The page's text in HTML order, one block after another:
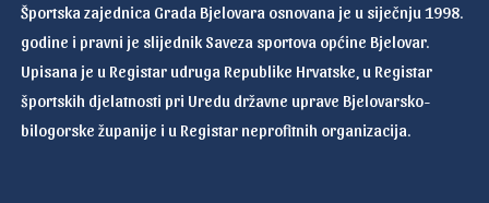
Športska zajednica Grada Bjelovara osnovana je u siječnju 1998.
godine i pravni je slijednik Saveza sportova općine Bjelovar.
Upisana je u Registar udruga Republike Hrvatske, u Registar
športskih djelatnosti pri Uredu državne uprave Bjelovarsko-
bilogorske županije i u Registar neprofitnih organizacija.